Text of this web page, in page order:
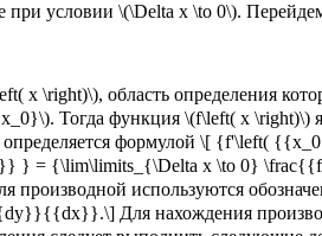
при условии \(\Delta x \to 0\).
x \right)\), область определения
Тогда функция \(f\left( x \right)\)
определяется формулой \[ {f'\left(
} = {\lim\limits_{\Delta x \to 0}
используются
Для нахождения